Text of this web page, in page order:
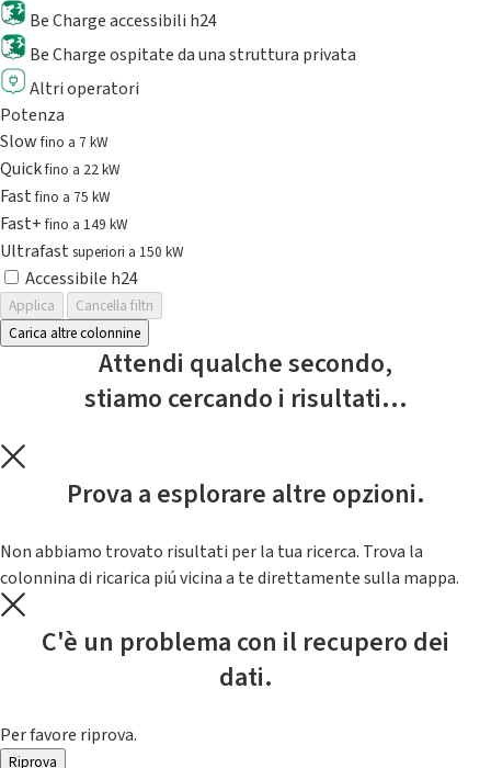
Be Charge accessibili h24
Be Charge ospitate da una struttura privata
Altri operatori
Potenza
Slowfino a 7 kW
Quickfino a 22 kW
Fastfino a 75 kW
Fast+fino a 149 kW
Ultrafast superiori a 150 kW
Accessibile h24
Applica
Cancella filtri
Carica altre colonnine
Attendi qualche secondo,
stiamo cercando i risultati...
Prova a esplorare altre opzioni.
Non abbiamo trovato risultati per la tua ricerca. Trova la
colonnina di ricarica piú vicina a te direttamente sulla mappa.
C'è un problema con il recupero dei
dati.
Per favore riprova.
Riprova